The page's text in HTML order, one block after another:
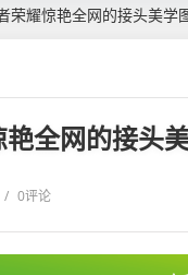
荣耀惊艳全网的接头美学
全网的接头
/ 0评论